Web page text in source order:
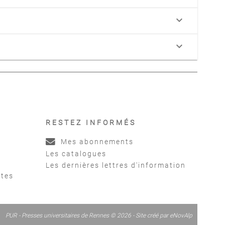
keyboard_arrow_down
keyboard_arrow_down
RESTEZ INFORMÉS
Mes abonnements
Les catalogues
Les dernières lettres d'information
PUR - Presses universitaires de Rennes © 2026 - Site créé par eNovAlp